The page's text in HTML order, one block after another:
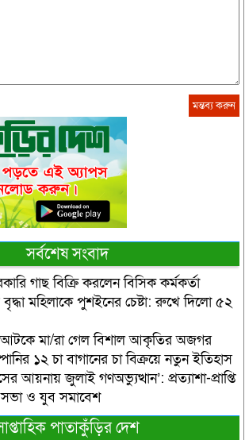
সর্বশেষ সংবাদ
গাছ বিক্রি করলেন বিসিক কর্মকর্তা
বৃদ্ধা মহিলাকে পুশইনের চেষ্টা: রুখে দিলো ৫২
আটকে মা/রা গেল বিশাল আকৃতির অজগর
১২ চা বাগানের চা বিক্রয়ে নতুন ইতিহাস
আয়নায় জুলাই গণঅভ্যুত্থান’: প্রত্যাশা-প্রাপ্তি
ও যুব সমাবেশ
পাতাকুঁড়ির দেশ